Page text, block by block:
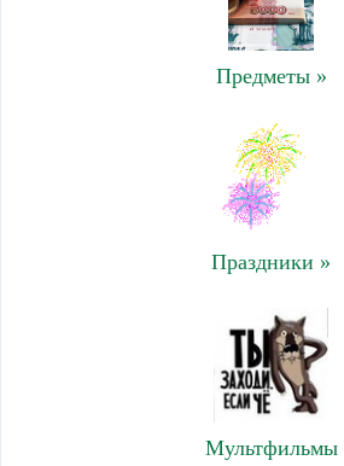
Предметы »
Праздники »
Мультфильмы